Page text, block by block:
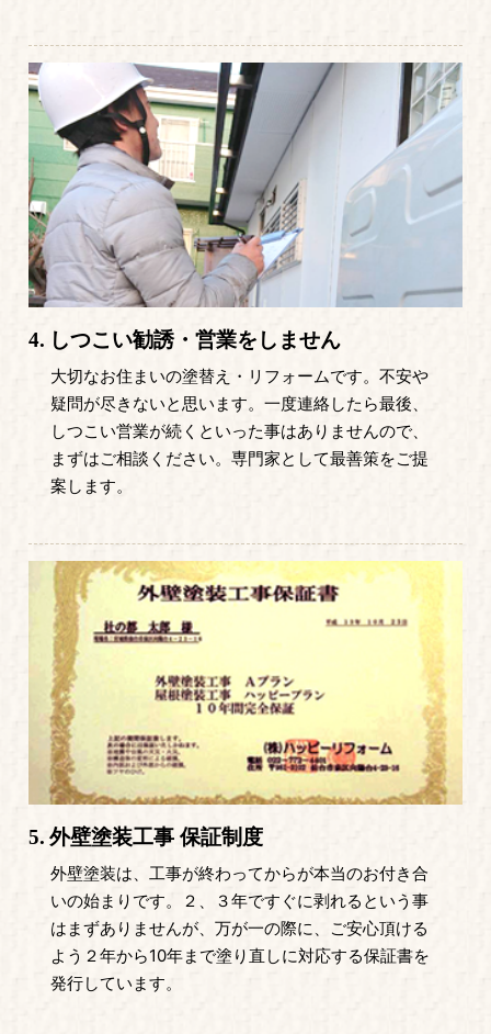
4. しつこい勧誘・営業をしません
大切なお住まいの塗替え・リフォームです。不安や
疑問が尽きないと思います。一度連絡したら最後、
しつこい営業が続くといった事はありませんので、
まずはご相談ください。専門家として最善策をご提
案します。
5. 外壁塗装工事 保証制度
外壁塗装は、工事が終わってからが本当のお付き合
いの始まりです。２、３年ですぐに剥れるという事
はまずありませんが、万が一の際に、ご安心頂ける
よう２年から10年まで塗り直しに対応する保証書を
発行しています。